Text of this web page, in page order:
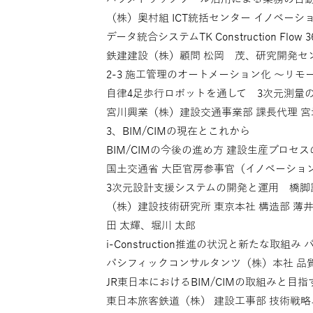
（株）奥村組 ICT統括センター イノベ
データ統合システムTK Construction Flow
鉄建建設（株）顧問 松岡 茂、研究開発セ
2-3 施工管理のオートメーション化 〜リモ
自律4足歩行ロボットを通して 3次元測量
宮川興業（株）建設交通事業部 課長代理
3、BIM/CIMの現在とこれから
BIM/CIMの今後の進め方 建設生産プロセス
国土交通省 大臣官房参事官（イノベーショ
3次元設計支援システムの開発と運用 橋脚
（株）建設技術研究所 東京本社 構造部
田 太輝、堀川 太郎
i-Construction推進の状況と新たな取組み
パシフィックコンサルタンツ（株）本社
JR東日本におけるBIM/CIMの取組みと目
東日本旅客鉄道（株） 建設工事部 技術戦